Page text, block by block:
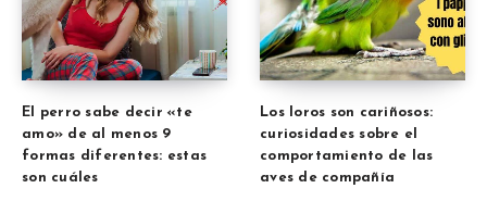
El perro sabe decir «te
amo» de al menos 9
formas diferentes: estas
son cuáles
Los loros son cariñosos:
curiosidades sobre el
comportamiento de las
aves de compañía